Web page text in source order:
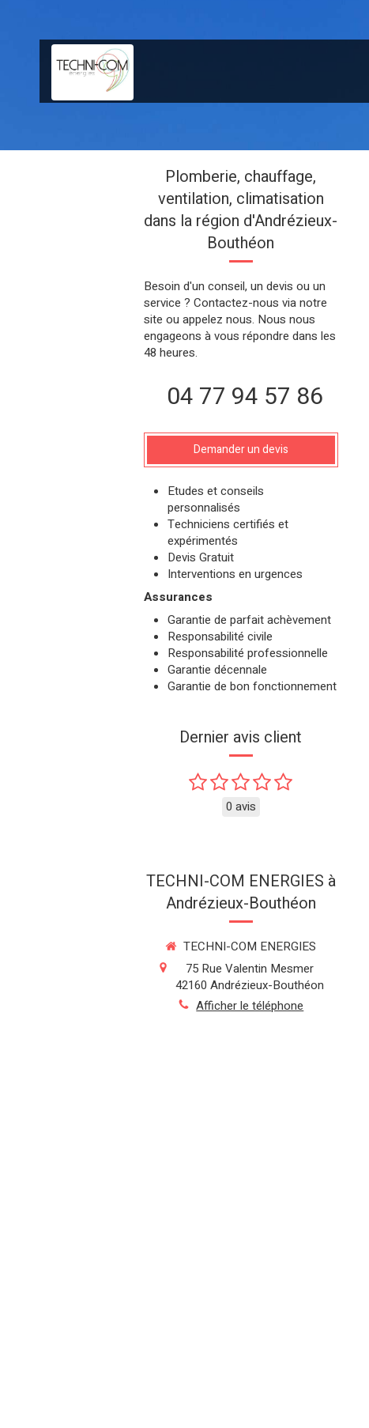
Plomberie, chauffage,
ventilation, climatisation
dans la région d'Andrézieux-
Bouthéon
Besoin d'un conseil, un devis ou un
service ? Contactez-nous via notre
site ou appelez nous. Nous nous
engageons à vous répondre dans les
48 heures.
04 77 94 57 86
Demander un devis
Etudes et conseils
personnalisés
Techniciens certifiés et
expérimentés
Devis Gratuit
Interventions en urgences
Assurances
Garantie de parfait achèvement
Responsabilité civile
Responsabilité professionnelle
Garantie décennale
Garantie de bon fonctionnement
Dernier avis client
0 avis
TECHNI-COM ENERGIES à
Andrézieux-Bouthéon
TECHNI-COM ENERGIES
75 Rue Valentin Mesmer
42160 Andrézieux-Bouthéon
Afficher le téléphone